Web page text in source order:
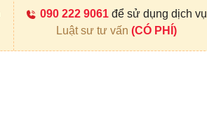
090 222 9061 để sử dụng dịch vụ
Luật sư tư vấn (CÓ PHÍ)